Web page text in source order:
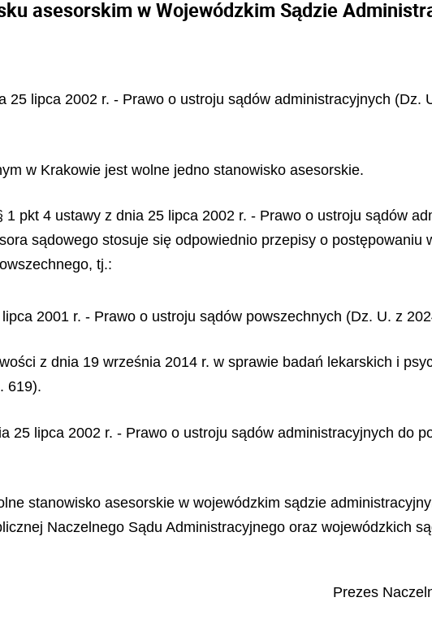
asesorskim w Wojewódzkim Sądzie
25 lipca 2002 r. - Prawo o ustroju sądów administracyjnych (Dz.
w Krakowie jest wolne jedno stanowisko asesorskie.
pkt 4 ustawy z dnia 25 lipca 2002 r. - Prawo o ustroju sądów
sądowego stosuje się odpowiednio przepisy o postępowaniu
tj.:
lipca 2001 r. - Prawo o ustroju sądów powszechnych (Dz. U. z
z dnia 19 września 2014 r. w sprawie badań lekarskich i
619).
25 lipca 2002 r. - Prawo o ustroju sądów administracyjnych do
stanowisko asesorskie w wojewódzkim sądzie
Naczelnego Sądu Administracyjnego oraz wojewódzkich
Prezes